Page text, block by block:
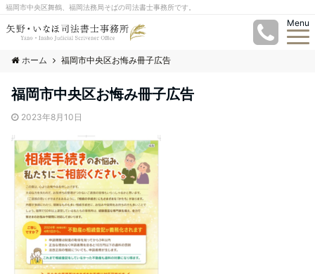
福岡市中央区舞鶴、福岡法務局そばの司法書士事務所です。
Menu
ホーム 福岡市中央区お悔み冊子広告
福岡市中央区お悔み冊子広告
2023年8月10日